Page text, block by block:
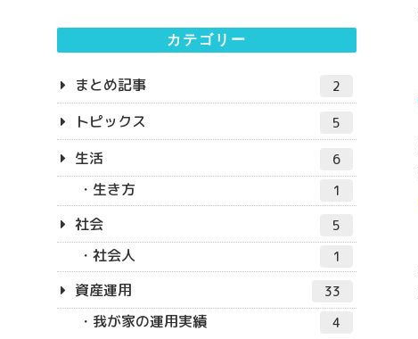
カテゴリー
まとめ記事 2
トピックス 5
生活 6
生き方 1
社会 5
社会人 1
資産運用 33
我が家の運用実績 4